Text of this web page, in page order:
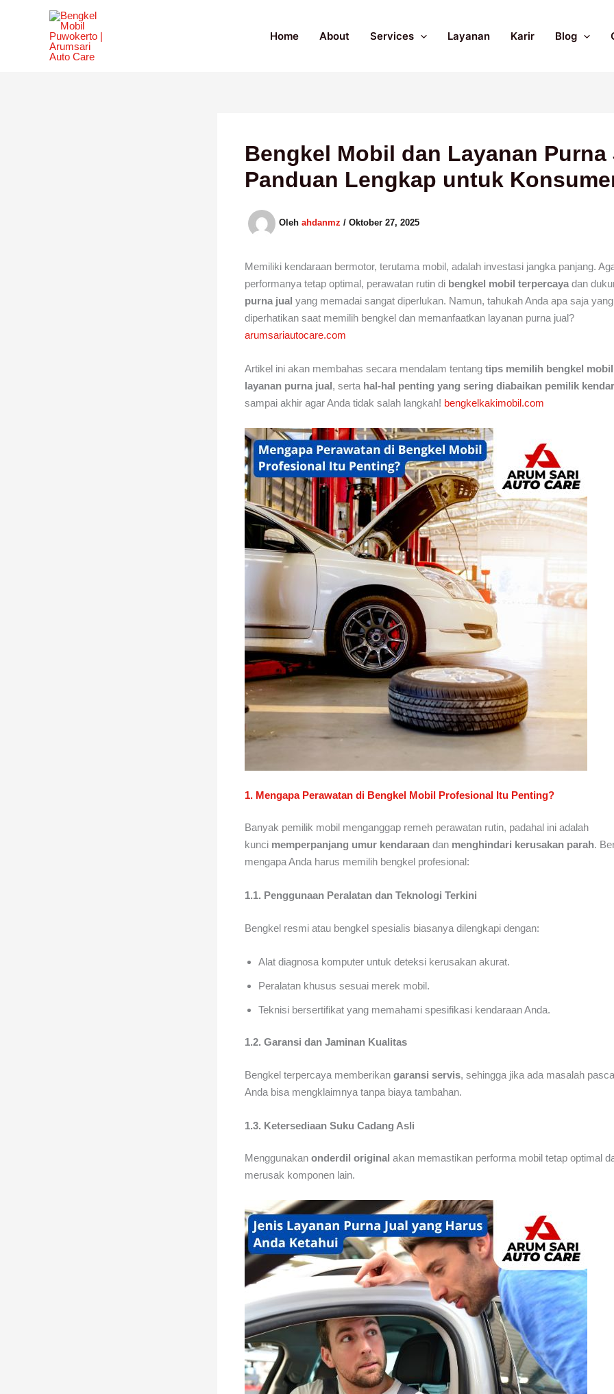
Home About Services Layanan Karir Blog
Bengkel Mobil dan Layanan Purna
Panduan Lengkap untuk
Oleh ahdanmz / Oktober 27, 2025
Memiliki kendaraan bermotor, terutama mobil, adalah investasi jangka panjang.
performanya tetap optimal, perawatan rutin di bengkel mobil terpercaya dan
purna jual yang memadai sangat diperlukan. Namun, tahukah Anda apa saja
diperhatikan saat memilih bengkel dan memanfaatkan layanan purna jual?
arumsariautocare.com
Artikel ini akan membahas secara mendalam tentang tips memilih bengkel mobil
layanan purna jual, serta hal-hal penting yang sering diabaikan pemilik
sampai akhir agar Anda tidak salah langkah! bengkelkakimobil.com
1. Mengapa Perawatan di Bengkel Mobil Profesional Itu Penting?
Banyak pemilik mobil menganggap remeh perawatan rutin, padahal ini adalah
kunci memperpanjang umur kendaraan dan menghindari kerusakan parah.
mengapa Anda harus memilih bengkel profesional:
1.1. Penggunaan Peralatan dan Teknologi Terkini
Bengkel resmi atau bengkel spesialis biasanya dilengkapi dengan:
Alat diagnosa komputer untuk deteksi kerusakan akurat.
Peralatan khusus sesuai merek mobil.
Teknisi bersertifikat yang memahami spesifikasi kendaraan Anda.
1.2. Garansi dan Jaminan Kualitas
Bengkel terpercaya memberikan garansi servis, sehingga jika ada masalah
Anda bisa mengklaimnya tanpa biaya tambahan.
1.3. Ketersediaan Suku Cadang Asli
Menggunakan onderdil original akan memastikan performa mobil tetap optimal
merusak komponen lain.